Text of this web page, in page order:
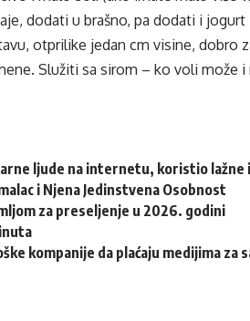
dodati u brašno, pa dodati i
otprilike jedan cm visine, dobro
Služiti sa sirom – ko voli može
ljude na internetu, koristio
i Njena Jedinstvena Osobnost
za preseljenje u 2026. godini
kompanije da plaćaju medijima za